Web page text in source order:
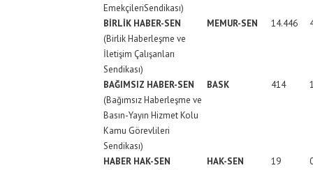
EmekçileriSendikası)
BİRLİK HABER-SEN
MEMUR-SEN 14.446
(Birlik Haberleşme ve
İletişim Çalışanları
Sendikası)
BAĞIMSIZ HABER-SEN
BASK 414
(Bağımsız Haberleşme ve
Basın-Yayın Hizmet Kolu
Kamu Görevlileri
Sendikası)
HABER HAK-SEN
HAK-SEN 19